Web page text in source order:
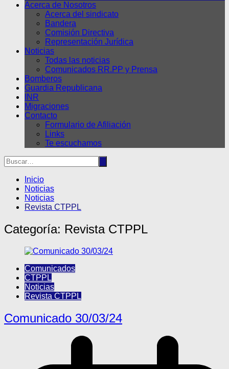
Acerca de Nosotros
Acerca del sindicato
Bandera
Comisión Directiva
Representación Jurídica
Noticias
Todas las noticias
Comunicados RR.PP y Prensa
Bomberos
Guardia Republicana
INR
Migraciones
Contacto
Formulario de Afiliación
Links
Te escuchamos
Inicio
Noticias
Noticias
Revista CTPPL
Categoría: Revista CTPPL
Comunicados
CTPPL
Noticias
Revista CTPPL
Comunicado 30/03/24